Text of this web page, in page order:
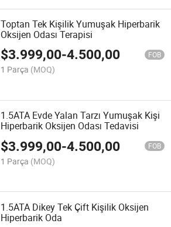
Toptan Tek Kişilik Yumuşak Hiperbarik
Oksijen Odası Terapisi
$3.999,00-4.500,00 FOB
1 Parça (MOQ)
1.5ATA Evde Yalan Tarzı Yumuşak Kişi
Hiperbarik Oksijen Odası Tedavisi
$3.999,00-4.500,00 FOB
1 Parça (MOQ)
1.5ATA Dikey Tek Çift Kişilik Oksijen
Hiperbarik Oda